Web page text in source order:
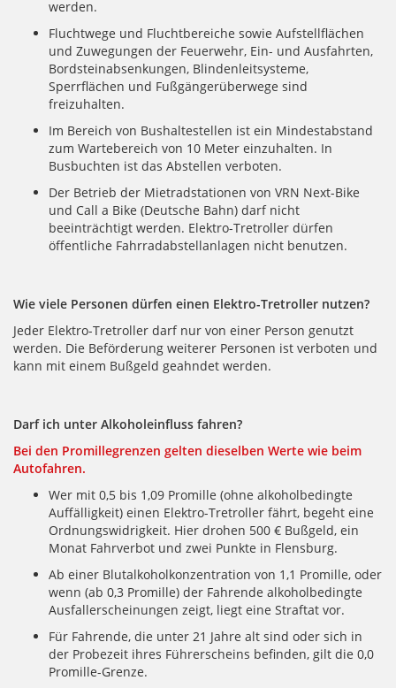
werden.
Fluchtwege und Fluchtbereiche sowie Aufstellflächen
und Zuwegungen der Feuerwehr, Ein- und Ausfahrten,
Bordsteinabsenkungen, Blindenleitsysteme,
Sperrflächen und Fußgängerüberwege sind
freizuhalten.
Im Bereich von Bushaltestellen ist ein Mindestabstand
zum Wartebereich von 10 Meter einzuhalten. In
Busbuchten ist das Abstellen verboten.
Der Betrieb der Mietradstationen von VRN Next-Bike
und Call a Bike (Deutsche Bahn) darf nicht
beeinträchtigt werden. Elektro-Tretroller dürfen
öffentliche Fahrradabstellanlagen nicht benutzen.
Wie viele Personen dürfen einen Elektro-Tretroller nutzen?
Jeder Elektro-Tretroller darf nur von einer Person genutzt
werden. Die Beförderung weiterer Personen ist verboten und
kann mit einem Bußgeld geahndet werden.
Darf ich unter Alkoholeinfluss fahren?
Bei den Promillegrenzen gelten dieselben Werte wie beim
Autofahren.
Wer mit 0,5 bis 1,09 Promille (ohne alkoholbedingte
Auffälligkeit) einen Elektro-Tretroller fährt, begeht eine
Ordnungswidrigkeit. Hier drohen 500 € Bußgeld, ein
Monat Fahrverbot und zwei Punkte in Flensburg.
Ab einer Blutalkoholkonzentration von 1,1 Promille, oder
wenn (ab 0,3 Promille) der Fahrende alkoholbedingte
Ausfallerscheinungen zeigt, liegt eine Straftat vor.
Für Fahrende, die unter 21 Jahre alt sind oder sich in
der Probezeit ihres Führerscheins befinden, gilt die 0,0
Promille-Grenze.